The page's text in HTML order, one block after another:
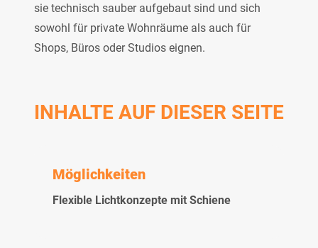
sie technisch sauber aufgebaut sind und sich
sowohl für private Wohnräume als auch für
Shops, Büros oder Studios eignen.
INHALTE AUF DIESER SEITE
Möglichkeiten
Flexible Lichtkonzepte mit Schiene